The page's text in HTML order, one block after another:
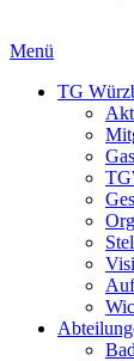
Menü
TG